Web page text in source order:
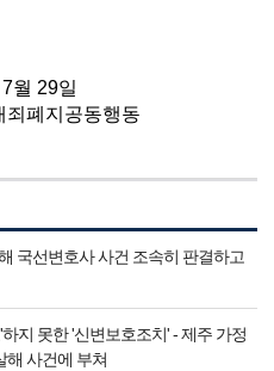
월 29일
죄폐지공동행동
국선변호사 사건 조속히 판결하고
지 못한 '신변보호조치' - 제주 가정
해 사건에 부쳐